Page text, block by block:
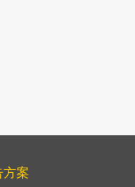
方案